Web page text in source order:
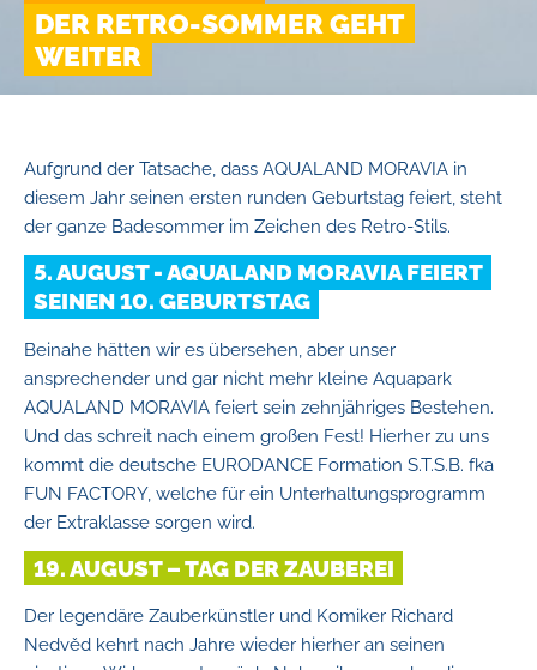
DER RETRO-SOMMER GEHT
WEITER
Aufgrund der Tatsache, dass AQUALAND MORAVIA in
diesem Jahr seinen ersten runden Geburtstag feiert, steht
der ganze Badesommer im Zeichen des Retro-Stils.
5. AUGUST - AQUALAND MORAVIA FEIERT
SEINEN 10. GEBURTSTAG
Beinahe hätten wir es übersehen, aber unser
ansprechender und gar nicht mehr kleine Aquapark
AQUALAND MORAVIA feiert sein zehnjähriges Bestehen.
Und das schreit nach einem großen Fest! Hierher zu uns
kommt die deutsche EURODANCE Formation S.T.S.B. fka
FUN FACTORY, welche für ein Unterhaltungsprogramm
der Extraklasse sorgen wird.
19. AUGUST – TAG DER ZAUBEREI
Der legendäre Zauberkünstler und Komiker Richard
Nedvěd kehrt nach Jahre wieder hierher an seinen